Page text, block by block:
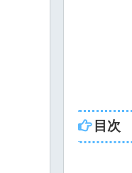
目次